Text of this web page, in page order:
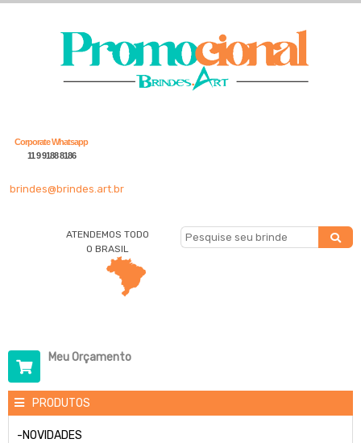
Corporate Whatsapp
11 9 9188 8186
brindes@brindes.art.br
ATENDEMOS TODO
O BRASIL
Meu Orçamento
PRODUTOS
-NOVIDADES